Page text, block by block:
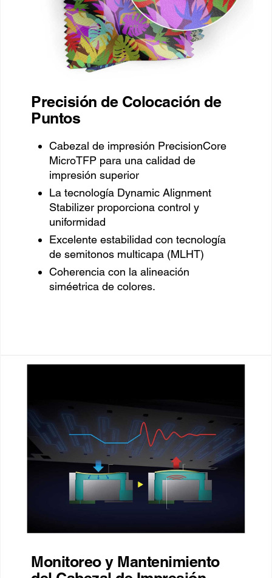
Precisión de Colocación de
Puntos
Cabezal de impresión PrecisionCore
MicroTFP para una calidad de
impresión superior
La tecnología Dynamic Alignment
Stabilizer proporciona control y
uniformidad
Excelente estabilidad con tecnología
de semitonos multicapa (MLHT)
Coherencia con la alineación
siméetrica de colores.
Monitoreo y Mantenimiento